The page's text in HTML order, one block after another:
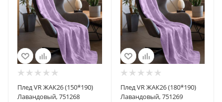
Плед VR ЖАК26 (150*190)
Лавандовый, 751268
Плед VR ЖАК26 (180*190)
Лавандовый, 751269